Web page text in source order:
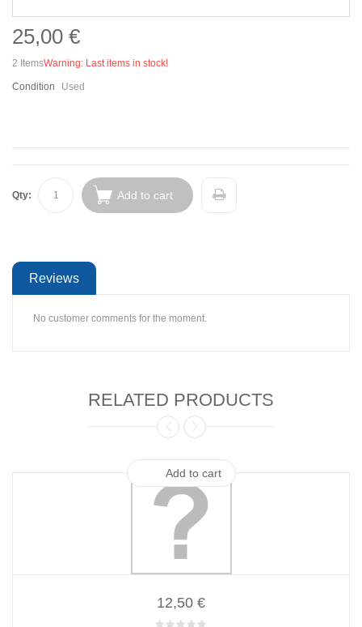
25,00 €
2 ItemsWarning: Last items in stock!
Condition Used
Qty: Add to cart
Reviews
No customer comments for the moment.
RELATED PRODUCTS
Add to cart
12,50 €